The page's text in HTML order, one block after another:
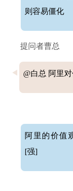
则容易僵化
提问者曹总
@白总 阿里
阿里的价值
[强]